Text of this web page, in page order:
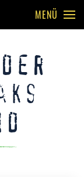
MENÜ